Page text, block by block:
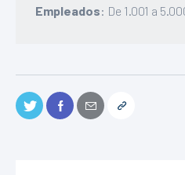
Empleados: De 1.001 a